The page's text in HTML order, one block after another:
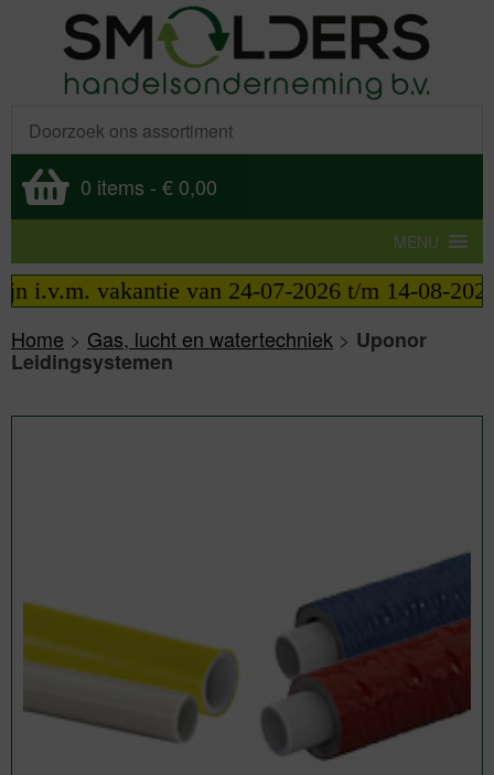
0 items - € 0,00
MENU
van 24-07-2026 t/m 14-08-2026
Home > Gas, lucht en watertechniek > Uponor
Leidingsystemen